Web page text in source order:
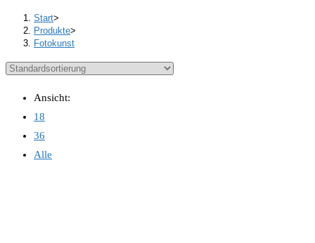
Start>
Produkte>
Fotokunst
Ansicht:
18
36
Alle